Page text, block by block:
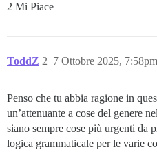
2 Mi Piace
ToddZ 7 Ottobre 2025, 7:58pm
2
Penso che tu abbia ragione in
un’attenuante a cose del genere
siano sempre cose più urgenti da
logica grammaticale per le varie